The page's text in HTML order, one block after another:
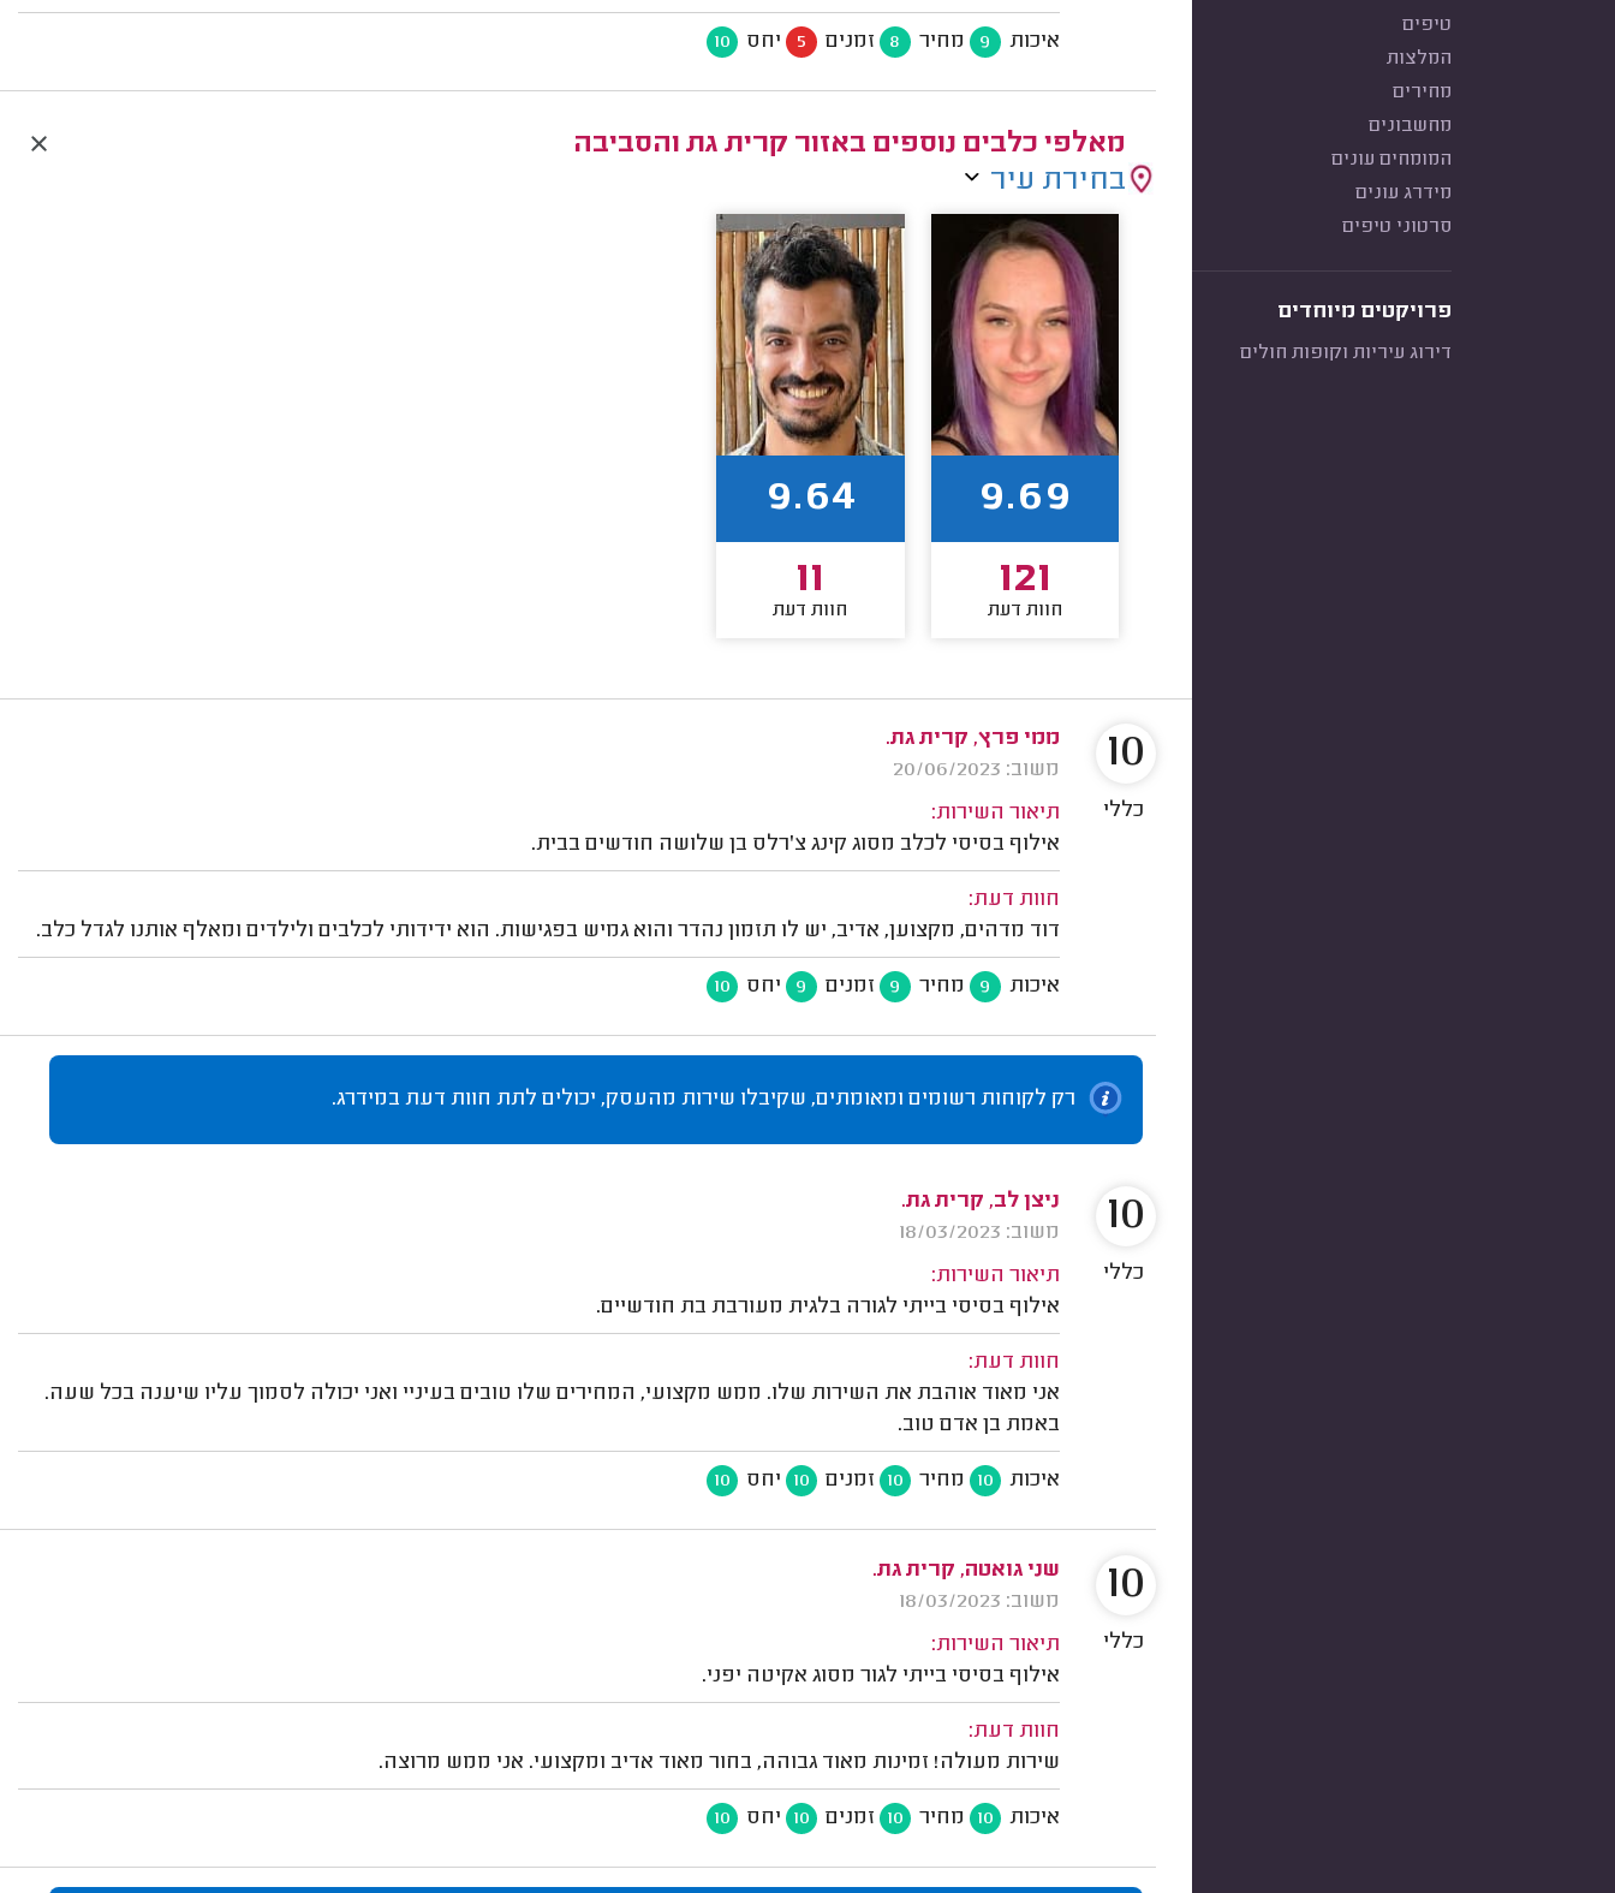
טיפים
המלצות
מחירים
מחשבונים
המומחים עונים
מידרג עונים
סרטוני טיפים
פרויקטים מיוחדים
דירוג עיריות וקופות חולים
איכות 9 מחיר 8 זמנים 5 יחס 10
מאלפי כלבים נוספים באזור קרית גת והסביבה
בחירת עיר
9.69
121
חוות דעת
9.64
11
חוות דעת
ממי פרץ, קרית גת.
משוב: 20/06/2023
תיאור השירות:
אילוף בסיסי לכלב מסוג קינג צ'רלס בן שלושה חודשים בבית.
חוות דעת:
דוד מדהים, מקצוען, אדיב, יש לו תזמון נהדר והוא גמיש בפגישות. הוא ידידותי לכלבים ולילדים ומאלף אותנו לגדל כלב.
איכות 9 מחיר 9 זמנים 9 יחס 10
10
כללי
רק לקוחות רשומים ומאומתים, שקיבלו שירות מהעסק, יכולים לתת חוות דעת במידרג.
ניצן לב, קרית גת.
משוב: 18/03/2023
תיאור השירות:
אילוף בסיסי בייתי לגורה בלגית מעורבת בת חודשיים.
חוות דעת:
אני מאוד אוהבת את השירות שלו. ממש מקצועי, המחירים שלו טובים בעיניי ואני יכולה לסמוך עליו שיענה בכל שעה.
באמת בן אדם טוב.
איכות 10 מחיר 10 זמנים 10 יחס 10
10
כללי
שני גואטה, קרית גת.
משוב: 18/03/2023
תיאור השירות:
אילוף בסיסי בייתי לגור מסוג אקיטה יפני.
חוות דעת:
שירות מעולה! זמינות מאוד גבוהה, בחור מאוד אדיב ומקצועי. אני ממש מרוצה.
איכות 10 מחיר 10 זמנים 10 יחס 10
10
כללי